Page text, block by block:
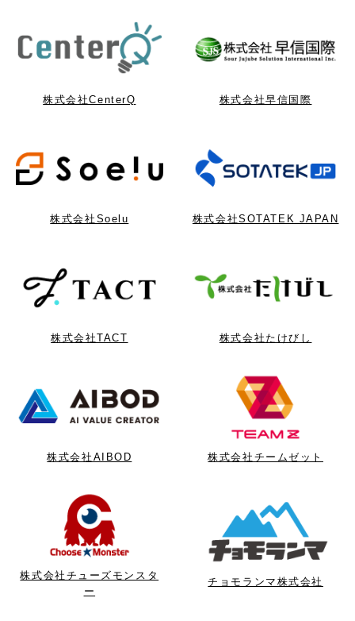
株式会社CenterQ 株式会社早信国際
株式会社Soelu 株式会社SOTATEK JAPAN
株式会社TACT 株式会社たけびし
株式会社AIBOD 株式会社チームゼット
株式会社チューズモンスタ
ー
チョモランマ株式会社